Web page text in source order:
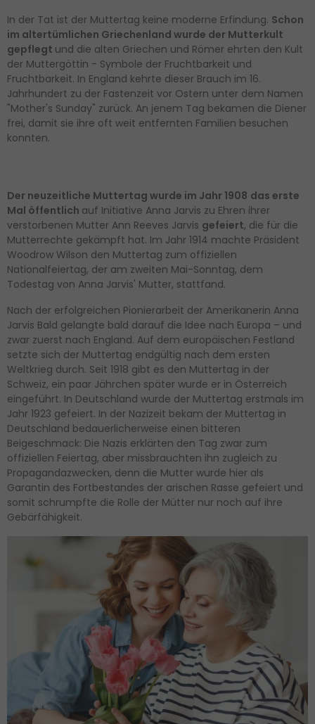
In der Tat ist der Muttertag keine moderne Erfindung. Schon
im altertümlichen Griechenland wurde der Mutterkult
gepflegt und die alten Griechen und Römer ehrten den Kult
der Muttergöttin - Symbole der Fruchtbarkeit und
Fruchtbarkeit. In England kehrte dieser Brauch im 16.
Jahrhundert zu der Fastenzeit vor Ostern unter dem Namen
"Mother's Sunday" zurück. An jenem Tag bekamen die Diener
frei, damit sie ihre oft weit entfernten Familien besuchen
konnten.
Der neuzeitliche Muttertag wurde im Jahr 1908 das erste
Mal öffentlich auf Initiative Anna Jarvis zu Ehren ihrer
verstorbenen Mutter Ann Reeves Jarvis gefeiert, die für die
Mutterrechte gekämpft hat. Im Jahr 1914 machte Präsident
Woodrow Wilson den Muttertag zum offiziellen
Nationalfeiertag, der am zweiten Mai-Sonntag, dem
Todestag von Anna Jarvis' Mutter, stattfand.
Nach der erfolgreichen Pionierarbeit der Amerikanerin Anna
Jarvis Bald gelangte bald darauf die Idee nach Europa – und
zwar zuerst nach England. Auf dem europäischen Festland
setzte sich der Muttertag endgültig nach dem ersten
Weltkrieg durch. Seit 1918 gibt es den Muttertag in der
Schweiz, ein paar Jährchen später wurde er in Österreich
eingeführt. In Deutschland wurde der Muttertag erstmals im
Jahr 1923 gefeiert. In der Nazizeit bekam der Muttertag in
Deutschland bedauerlicherweise einen bitteren
Beigeschmack: Die Nazis erklärten den Tag zwar zum
offiziellen Feiertag, aber missbrauchten ihn zugleich zu
Propagandazwecken, denn die Mutter wurde hier als
Garantin des Fortbestandes der arischen Rasse gefeiert und
somit schrumpfte die Rolle der Mütter nur noch auf ihre
Gebärfähigkeit.